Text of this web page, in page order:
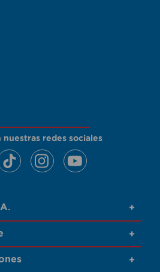
nuestras redes sociales
+
+
+